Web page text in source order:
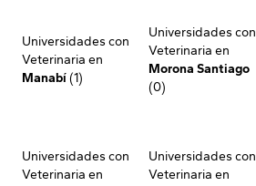
Universidades con
Veterinaria en
Manabí(1)
Universidades con
Veterinaria en
Morona Santiago
(0)
Universidades con
Veterinaria en
Universidades con
Veterinaria en